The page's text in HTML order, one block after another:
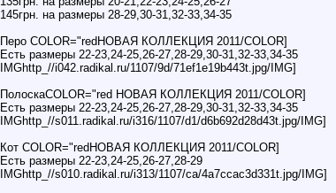
145грн. на размеры 28-29,30-31,32-33,34-35
Перо COLOR="redНОВАЯ КОЛЛЕКЦИЯ 2011/COLOR]
Есть размеры 22-23,24-25,26-27,28-29,30-31,32-33,34-35
IMGhttp_//i042.radikal.ru/1107/9d/71ef1e19b443t.jpg/IMG]
ПолоскаCOLOR="red НОВАЯ КОЛЛЕКЦИЯ 2011/COLOR]
Есть размеры 22-23,24-25,26-27,28-29,30-31,32-33,34-35
IMGhttp_//s011.radikal.ru/i316/1107/d1/d6b692d28d43t.jpg/IMG]
Кот COLOR="redНОВАЯ КОЛЛЕКЦИЯ 2011/COLOR]
Есть размеры 22-23,24-25,26-27,28-29
IMGhttp_//s010.radikal.ru/i313/1107/ca/4a7ccac3d331t.jpg/IMG]